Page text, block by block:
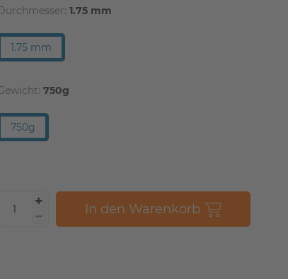
1.75 mm
1.75 mm
750g
750g
In den Warenkorb